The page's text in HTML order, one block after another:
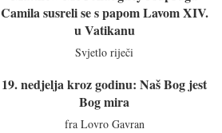
Camila susreli se s papom Lavom XIV.
u Vatikanu
Svjetlo riječi
19. nedjelja kroz godinu: Naš Bog jest
Bog mira
fra Lovro Gavran